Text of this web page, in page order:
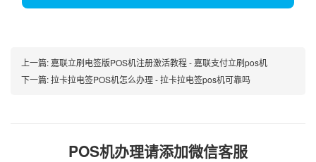
上一篇:嘉联立刷电签版POS机注册激活教程 - 嘉联支付立刷pos机
下一篇:拉卡拉电签POS机怎么办理 - 拉卡拉电签pos机可靠吗
POS机办理请添加微信客服